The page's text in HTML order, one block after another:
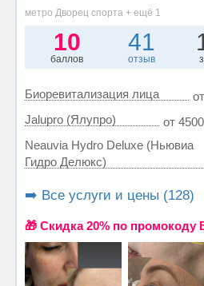
метро Дворец спорта + ещё 1
10
баллов
41
отзыв
Биоревитализация лица
Jalupro (Ялупро)
от
Neauvia Hydro Deluxe (Ньювиа
Гидро Делюкс)
➡️ Все услуги и цены (128)
🎁 Cкидка 20% по промокоду